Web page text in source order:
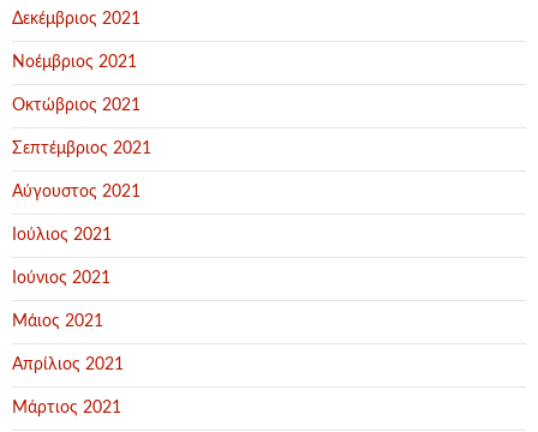
Δεκέμβριος 2021
Νοέμβριος 2021
Οκτώβριος 2021
Σεπτέμβριος 2021
Αύγουστος 2021
Ιούλιος 2021
Ιούνιος 2021
Μάιος 2021
Απρίλιος 2021
Μάρτιος 2021